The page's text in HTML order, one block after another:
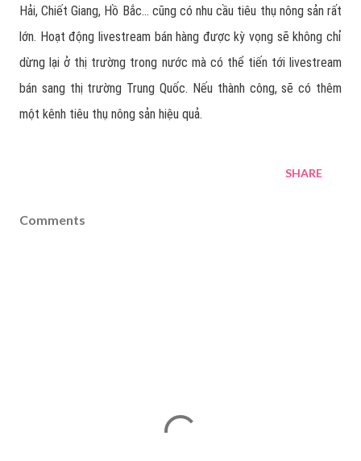
Hải, Chiết Giang, Hồ Bắc… cũng có nhu cầu tiêu thụ nông sản rất
lớn. Hoạt động livestream bán hàng được kỳ vọng sẽ không chỉ
dừng lại ở thị trường trong nước mà có thể tiến tới livestream
bán sang thị trường Trung Quốc. Nếu thành công, sẽ có thêm
một kênh tiêu thụ nông sản hiệu quả.
SHARE
Comments